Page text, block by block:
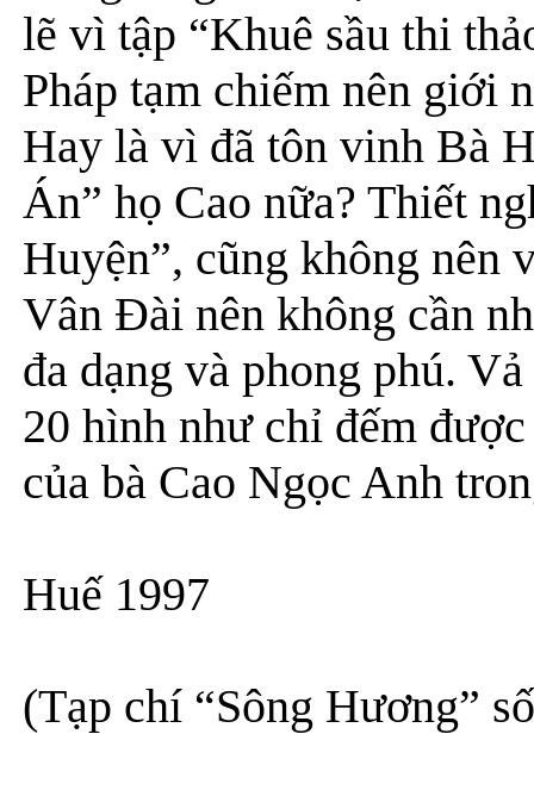
lẽ vì tập “Khuê sầu thi
Pháp tạm chiếm nên giới
Hay là vì đã tôn vinh Bà
Án” họ Cao nữa? Thiết
Huyện”, cũng không nên
Vân Đài nên không cần
đa dạng và phong phú.
20 hình như chỉ đếm
của bà Cao Ngọc Anh
Huế 1997
(Tạp chí “Sông Hương”